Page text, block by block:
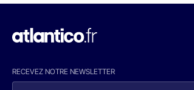
RECEVEZ NOTRE NEWSLETTER